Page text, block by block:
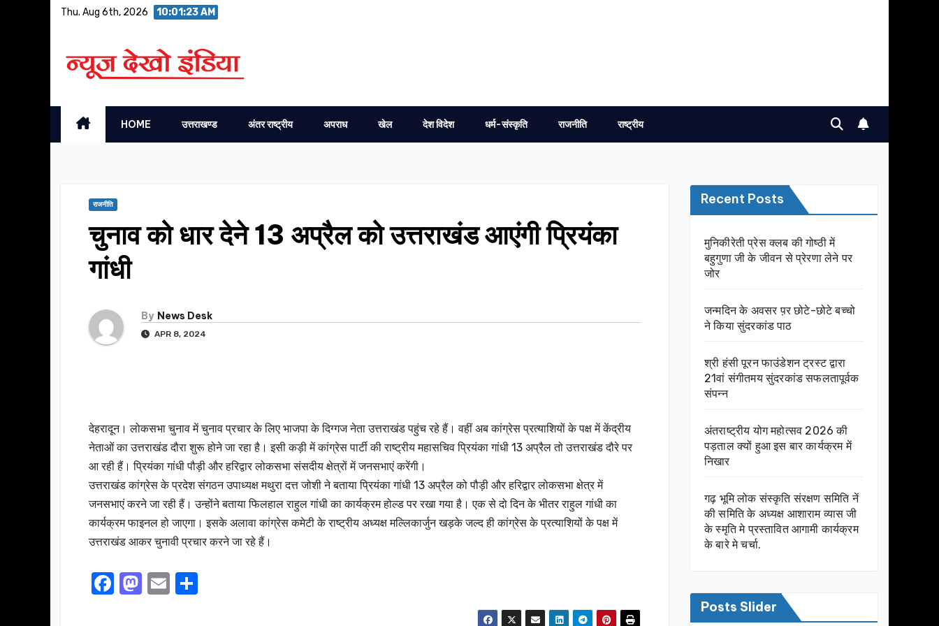
Thu. Aug 6th, 2026 10:01:24 AM
HOME उत्तराखण्ड अंतर राष्ट्रीय अपराध खेल देश विदेश धर्म-संस्कृति राजनीति राष्ट्रीय
राजनीति
चुनाव को धार देने 13 अप्रैल को उत्तराखंड आएंगी प्रियंका
गांधी
By News Desk
APR 8, 2024
देहरादून। लोकसभा चुनाव में चुनाव प्रचार के लिए भाजपा के दिग्गज नेता उत्तराखंड पहुंच रहे हैं। वहीं अब कांग्रेस प्रत्याशियों के पक्ष में केंद्रीय
नेताओं का उत्तराखंड दौरा शुरू होने जा रहा है। इसी कड़ी में कांग्रेस पार्टी की राष्ट्रीय महासचिव प्रियंका गांधी 13 अप्रैल तो उत्तराखंड दौरे पर
आ रही हैं। प्रियंका गांधी पौड़ी और हरिद्वार लोकसभा संसदीय क्षेत्रों में जनसभाएं करेंगी।
उत्तराखंड कांग्रेस के प्रदेश संगठन उपाध्यक्ष मथुरा दत्त जोशी ने बताया प्रियंका गांधी 13 अप्रैल को पौड़ी और हरिद्वार लोकसभा क्षेत्र में
जनसभाएं करने जा रही हैं। उन्होंने बताया फिलहाल राहुल गांधी का कार्यक्रम होल्ड पर रखा गया है। एक से दो दिन के भीतर राहुल गांधी का
कार्यक्रम फाइनल हो जाएगा। इसके अलावा कांग्रेस कमेटी के राष्ट्रीय अध्यक्ष मल्लिकार्जुन खड़के जल्द ही कांग्रेस के प्रत्याशियों के पक्ष में
उत्तराखंड आकर चुनावी प्रचार करने जा रहे हैं।
F
M E
Recent Posts
मुनिकीरेती प्रेस क्लब की गोष्ठी में
बहुगुणा जी के जीवन से प्रेरणा लेने पर
जोर
जन्मदिन के अवसर प़र छोटे-छोटे बच्चो
ने किया सुंदरकांड पाठ
श्री हंसी पूरन फाउंडेशन ट्रस्ट द्वारा
21वां संगीतमय सुंदरकांड सफलतापूर्वक
संपन्न
अंतराष्ट्रीय योग महोत्सव 2026 की
पड़ताल क्यों हुआ इस बार कार्यक्रम में
निखार
गढ़ भूमि लोक संस्कृति संरक्षण समिति नें
की समिति के अध्यक्ष आशाराम व्यास जी
के स्मृति मे प्रस्तावित आगामी कार्यक्रम
के बारे मे चर्चा.
Posts Slider